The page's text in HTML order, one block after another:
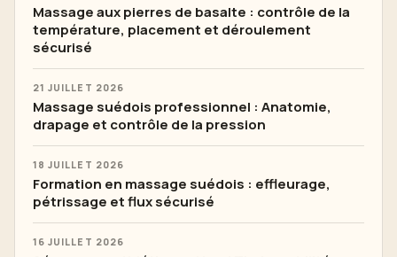
Massage aux pierres de basalte : contrôle de la
température, placement et déroulement
sécurisé
21 JUILLET 2026
Massage suédois professionnel : Anatomie,
drapage et contrôle de la pression
18 JUILLET 2026
Formation en massage suédois : effleurage,
pétrissage et flux sécurisé
16 JUILLET 2026